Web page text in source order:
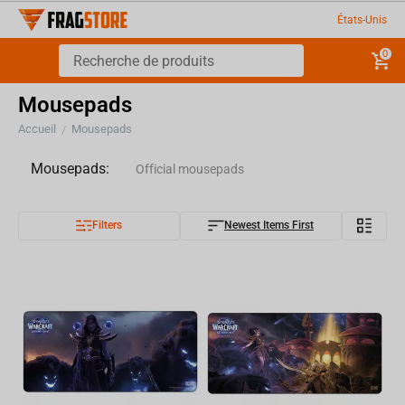
États-Unis
0
Mousepads
Accueil / Mousepads
Mousepads: Official mousepads
Filters Newest Items First